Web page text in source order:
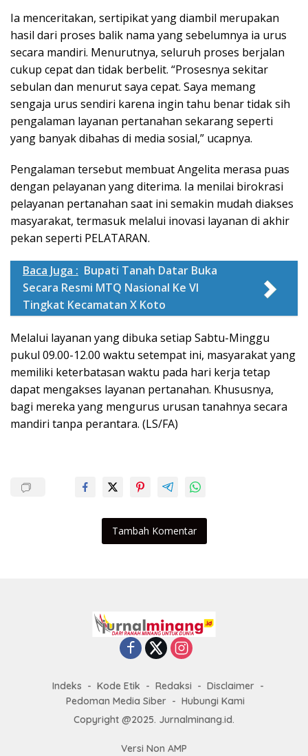
Ia menceritakan, sertipikat yang diambil merupakan
hasil dari proses balik nama yang sebelumnya ia urus
secara mandiri. Menurutnya, seluruh proses berjalan
cukup cepat dan tidak berbelit. “Prosesnya sekitar
sebulan dan menurut saya cepat. Saya memang
sengaja urus sendiri karena ingin tahu benar tidak sih
pengalaman layanan pertanahan sekarang seperti
yang banyak dibahas di media sosial,” ucapnya.
Pengalaman tersebut membuat Angelita merasa puas
dengan pelayanan yang diterima. Ia menilai birokrasi
pelayanan pertanahan saat ini semakin mudah diakses
masyarakat, termasuk melalui inovasi layanan di akhir
pekan seperti PELATARAN.
Baca Juga : Bupati Tanah Datar Buka
Secara Resmi MTQ Nasional Ke VI
Tingkat Kecamatan X Koto
Melalui layanan yang dibuka setiap Sabtu-Minggu
pukul 09.00-12.00 waktu setempat ini, masyarakat yang
memiliki keterbatasan waktu pada hari kerja tetap
dapat mengakses layanan pertanahan. Khususnya,
bagi mereka yang mengurus urusan tanahnya secara
mandiri tanpa perantara. (LS/FA)
Tambah Komentar
Indeks Kode Etik Redaksi
Disclaimer
Pedoman Media Siber
Hubungi Kami
Copyright @2025. Jurnalminang.id.
Versi Non AMP